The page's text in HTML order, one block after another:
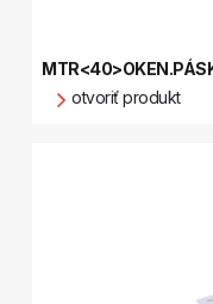
otvoriť produkt